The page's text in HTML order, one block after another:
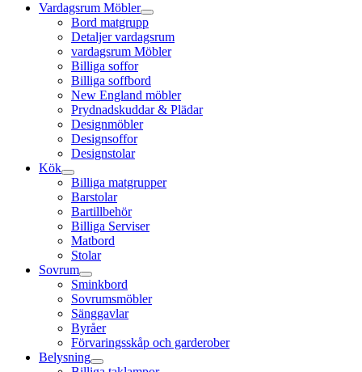
Vardagsrum Möbler
Bord matgrupp
Detaljer vardagsrum
vardagsrum Möbler
Billiga soffor
Billiga soffbord
New England möbler
Prydnadskuddar & Plädar
Designmöbler
Designsoffor
Designstolar
Kök
Billiga matgrupper
Barstolar
Bartillbehör
Billiga Serviser
Matbord
Stolar
Sovrum
Sminkbord
Sovrumsmöbler
Sänggavlar
Byråer
Förvaringsskåp och garderober
Belysning